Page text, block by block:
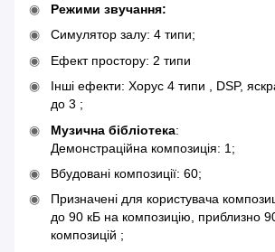
Режими звучання:
Симулятор залу: 4 типи;
Ефект простору: 2 типи
Інші ефекти: Хорус 4 типи , DSP,
до 3 ;
Музична бібліотека:
Демонстраційна композиція: 1;
Вбудовані композиції: 60;
Призначені для користувача
до 90 кБ на композицію, приблизно
композицій ;